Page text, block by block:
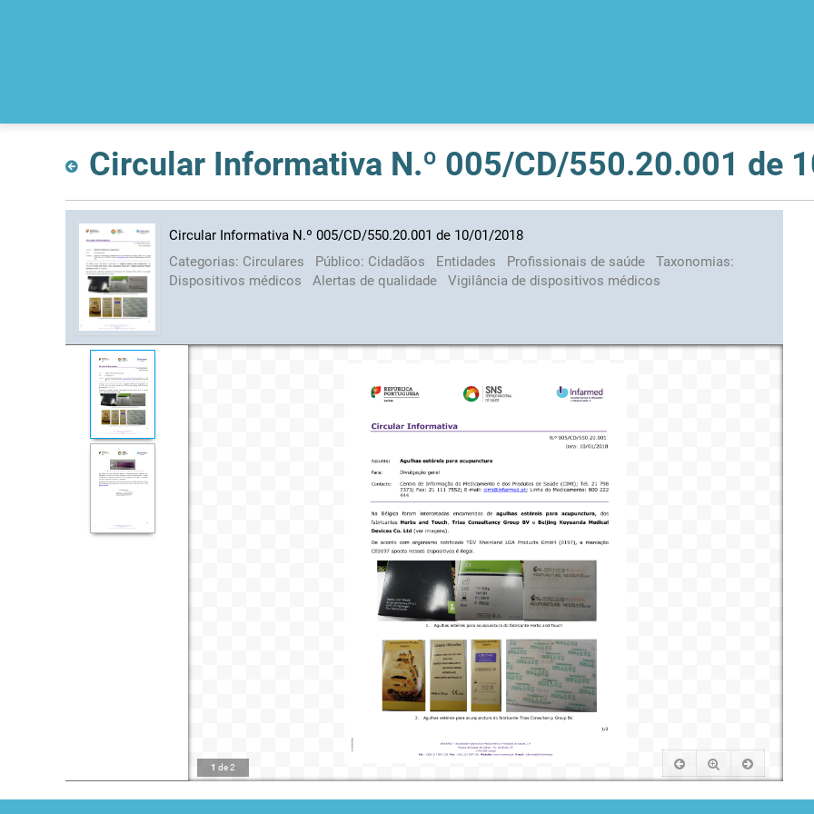
Circular Informativa N.º 005/CD/550.20.001 de
Circular Informativa N.º 005/CD/550.20.001 de 10/01/2018
Categorias: Circulares Público: Cidadãos Entidades Profissionais de saúde
Taxonomias:
Dispositivos médicos
Alertas de qualidade Vigilância de dispositivos médicos
1 de2